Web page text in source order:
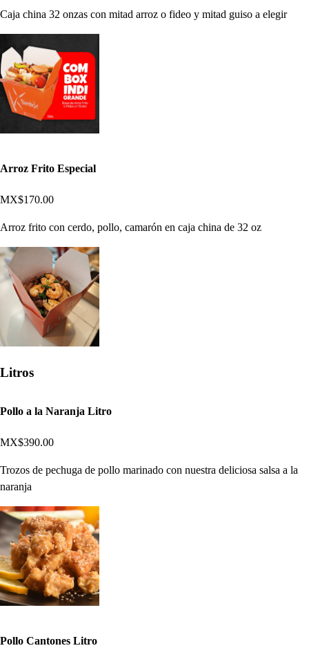
Caja china 32 onzas con mitad arroz o fideo y mitad guiso a elegir
Arroz Frito Especial
MX$170.00
Arroz frito con cerdo, pollo, camarón en caja china de 32 oz
Litros
Pollo a la Naranja Litro
MX$390.00
Trozos de pechuga de pollo marinado con nuestra deliciosa salsa a la
naranja
Pollo Cantones Litro